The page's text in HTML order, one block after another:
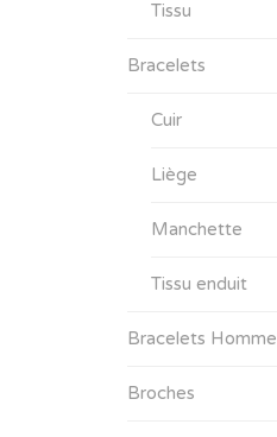
Tissu
Bracelets
Cuir
Liège
Manchette
Tissu enduit
Bracelets Homme
Broches